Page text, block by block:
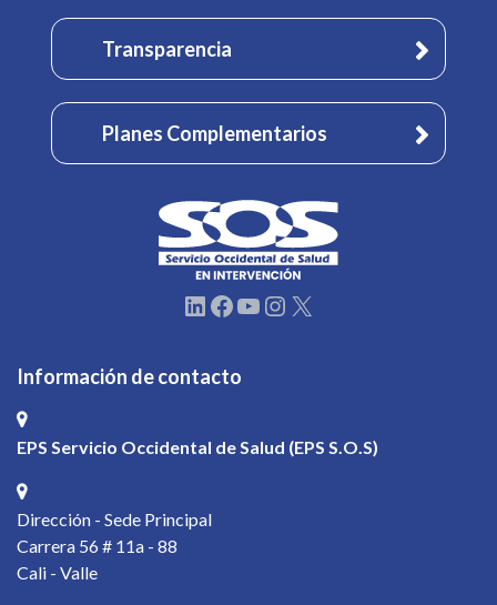
Transparencia
Planes Complementarios
LinkedIn
Facebook
YouTube
Instagram
X
Información de contacto
EPS Servicio Occidental de Salud (EPS S.O.S)
Dirección - Sede Principal
Carrera 56 # 11a - 88
Cali - Valle